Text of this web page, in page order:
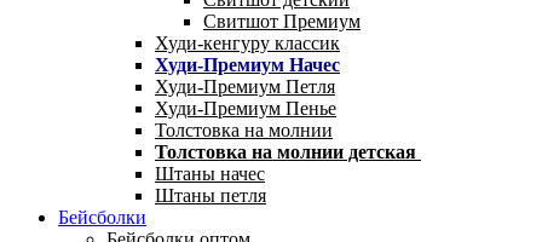
Свитшот Премиум
Худи-кенгуру классик
Худи-Премиум Начес
Худи-Премиум Петля
Худи-Премиум Пенье
Толстовка на молнии
Толстовка на молнии детская
Штаны начес
Штаны петля
Бейсболки